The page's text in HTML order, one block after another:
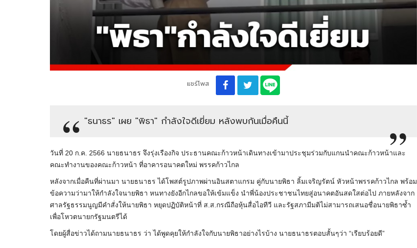
แชร์โพส
"ธนาธร" เผย "พิธา" กำลังใจดีเยี่ยม หลังพบกันเมื่อคืนนี้
วันที่ 20 ก.ค. 2566 นายธนาธร จึงรุ่งเรืองกิจ ประธานคณะก้าวหน้าเดินทางเข้ามาประชุมร่วมกับแกนนำคณะก้าวหน้าและ
คณะทำงานของคณะก้าวหน้า ที่อาคารอนาคตใหม่ พรรคก้าวไกล
หลังจากเมื่อคืนที่ผ่านมา นายธนาธร ได้โพสต์รูปภาพผ่านอินสตาแกรม คู่กับนายพิธา ลิ้มเจริญรัตน์ หัวหน้าพรรคก้าวไกล พร้อม
ข้อความว่ามาให้กำลังใจนายพิธา หนทางยังอีกไกลขอให้เข้มแข็ง นำพี่น้องประชาชนไทยสู่อนาคตอันสดใสต่อไป ภายหลังจาก
ศาลรัฐธรรมนูญมีคำสั่งให้นายพิธา หยุดปฏิบัติหน้าที่ ส.ส.กรณีถือหุ้นสื่อไอทีวี และรัฐสภามีมติไม่สามารถเสนอชื่อนายพิธาซ้ำ
เพื่อโหวตนายกรัฐมนตรีได้
โดยผู้สื่อข่าวได้ถามนายธนาธร ว่า ได้พูดคุยให้กำลังใจกับนายพิธาอย่างไรบ้าง นายธนาธรตอบสั้นๆว่า “เรียบร้อยดี”